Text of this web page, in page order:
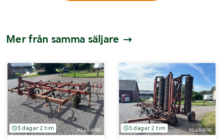
Mer från samma säljare
3 dagar 2 tim 3 dagar 2 tim